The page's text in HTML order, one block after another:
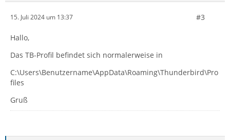
15. Juli 2024 um 13:37 #3
Hallo,
Das TB-Profil befindet sich normalerweise in
C:\Users\Benutzername\AppData\Roaming\Thunderbird\Pro
files
Gruß